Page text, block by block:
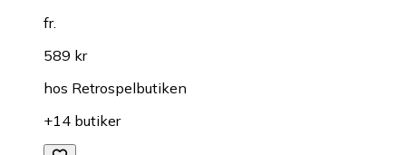
fr.
589 kr
hos Retrospelbutiken
+14 butiker